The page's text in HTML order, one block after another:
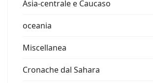
Asia-centrale e Caucaso
oceania
Miscellanea
Cronache dal Sahara